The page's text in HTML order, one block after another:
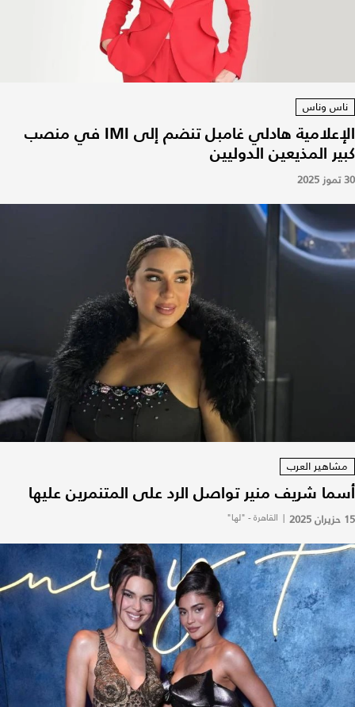
ناس وناس
الإعلامية هادلي غامبل تنضم إلى IMI في منصب
كبير المذيعين الدوليين
30 تموز 2025
مشاهير العرب
أسما شريف منير تواصل الرد على المتنمرين عليها
15 حزيران 2025 | القاهرة - "لها"